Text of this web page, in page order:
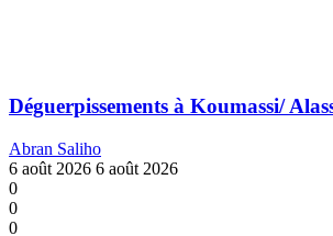
Déguerpissements à Koumassi/
Abran Saliho
6 août 2026 6 août 2026
0
0
0